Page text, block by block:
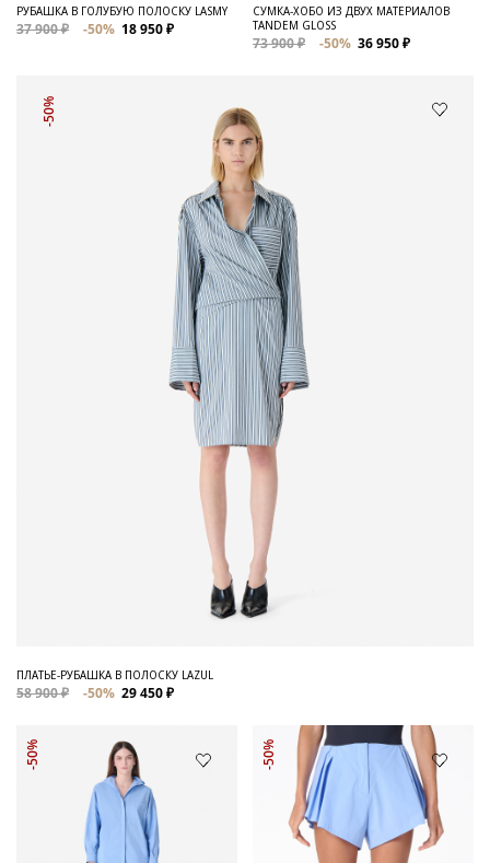
РУБАШКА В ГОЛУБУЮ ПОЛОСКУ LASMY
37 900 ₽ -50% 18 950 ₽
СУМКА-ХОБО ИЗ ДВУХ МАТЕРИАЛОВ
TANDEM GLOSS
73 900 ₽ -50% 36 950 ₽
-50%
ПЛАТЬЕ-РУБАШКА В ПОЛОСКУ LAZUL
58 900 ₽ -50% 29 450 ₽
-50% -50%